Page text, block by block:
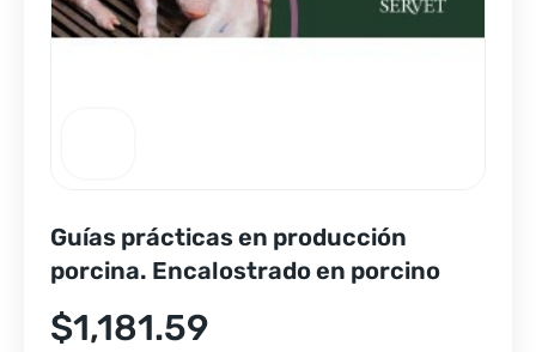
Guías prácticas en producción
porcina. Encalostrado en porcino
$1,181.59